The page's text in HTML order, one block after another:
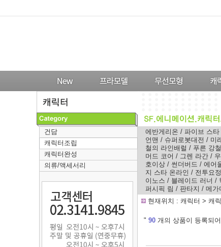
건담
캐릭터조립
캐릭터완성
의류/액세서리
에반게리온 / 파이브 스타
언맨 / 슈퍼로봇대전 / 미
철의 라인배럴 / 푸른 강
머드 코어 / 그렌 라간 /
호이상 / 썬더버드 / 에어
지 스타 온라인 / 전투요
이노스 / 블레이드 러너 /
퍼시픽 림 / 판타지 / 메가
현재위치 : 캐릭터 > 캐
" 90 개의 상품이 등록되